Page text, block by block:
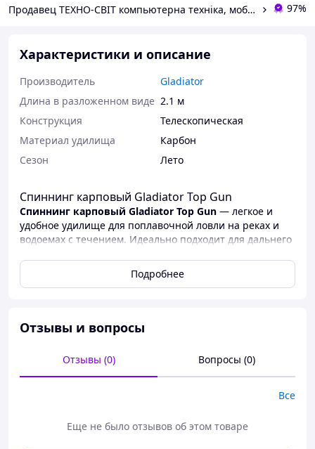
Продавец ТЕХНО-СВІТ компьютерна техніка, мобільні аксесуари, електронна техніка та багато іншого. 97%
Характеристики и описание
Производитель
Gladiator
Длина в разложенном виде 2.1 м
Конструкция
Телескопическая
Материал удилища
Карбон
Сезон
Лето
Спиннинг карповый Gladiator Top Gun
Спиннинг карповый Gladiator Top Gun — легкое и
удобное удилище для поплавочной ловли на реках и
водоемах с течением. Идеально подходит для дальнего
из прочных и легких материалов, обеспечивает
комфорт в использовании. Компактная и
так и для опытных рыболовов!
Тип: спининг
Вид: карповый
Цвет: разные цвета
Производитель: Gladiator
Подробнее
Отзывы и вопросы
Отзывы (0) Вопросы (0)
Все
Еще не было отзывов об этом товаре